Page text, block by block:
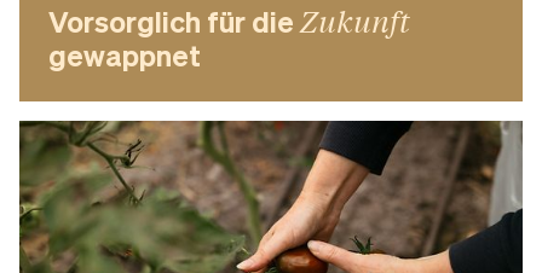
Vorsorglich für dieZukunft
gewappnet